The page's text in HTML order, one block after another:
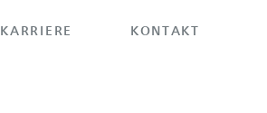
KARRIERE KONTAKT